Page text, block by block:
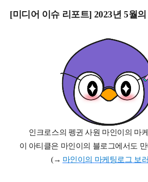
[미디어 이슈 리포트] 2023년5월
인크로스의 펭귄 사원 마인이의 마
이 아티클은 마인이의 블로그에서도
(→ 마인이의 마케팅로그 보